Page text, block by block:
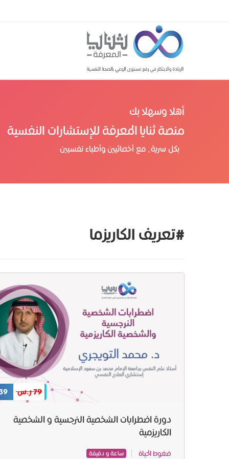
أهلا وسهلا بك
منصة ثنايا المعرفة للإستشارات النفسية
بكل سرية، مع أخصائيين وأطباء نفسيين
#تعريف الكاريزما
79 ر.س 39
دورة اضطرابات الشخصية النرجسية و الشخصية
الكاريزمية
ضغوط الحياة ساعة و دقيقة